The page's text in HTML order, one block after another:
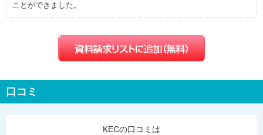
ことができました。
口コミ
KECの口コミは